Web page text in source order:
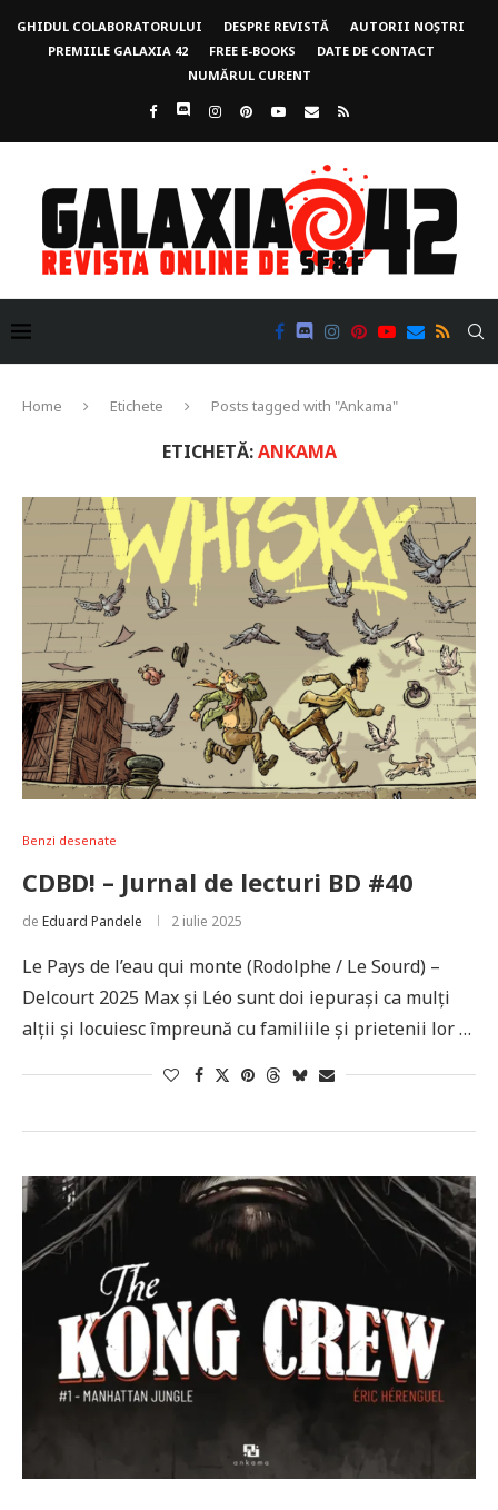
GHIDUL COLABORATORULUI DESPRE REVISTĂ
AUTORII NOȘTRI
PREMIILE GALAXIA 42
FREE E-BOOKS
DATE DE CONTACT
NUMĂRUL CURENT
Home Etichete Posts tagged with "Ankama"
ETICHETĂ:ANKAMA
Benzi desenate
CDBD! – Jurnal de lecturi BD #40
de Eduard Pandele 2 iulie 2025
Le Pays de l’eau qui monte (Rodolphe / Le Sourd) –
Delcourt 2025 Max și Léo sunt doi iepurași ca mulți
alții și locuiesc împreună cu familiile și prietenii lor …